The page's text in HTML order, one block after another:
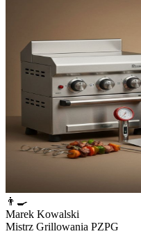
👨‍🍳
Marek Kowalski
Mistrz Grillowania PZPG